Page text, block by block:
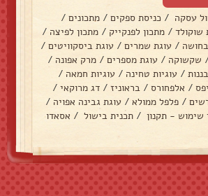
עסקה / כניסת ספקים / מתכונים /
שוקולד / מתכון לפנקייק / מתכון לפיצה /
/ עוגת שמרים / עוגת ביסקוויטים /
שקשוקה / עוגת מספרים / מרק אפונה /
/ עוגיות טחינה / עוגיות חמאה /
/ אלפחורס / בראוניז / דג מרוקאי /
/ פלפל ממולא / עוגת גבינה אפויה /
שימוש - תקנון / תכנית בישול / אסאדו